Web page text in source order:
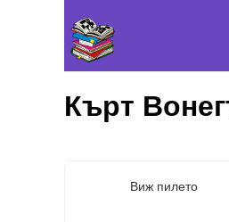
Кърт
Виж пилето